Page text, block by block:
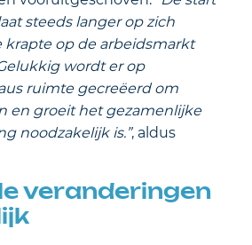
steeds langer op zich
krapte op de arbeidsmarkt
wordt er op
ruimte gecreëerd om
en groeit het gezamenlijke
noodzakelijk is.”, aldus
veranderingen